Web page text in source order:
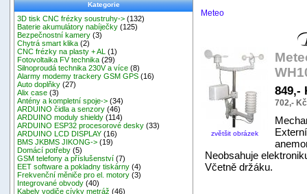
Kategorie
3D tisk CNC frézky soustruhy-> (132)
Baterie akumulátory nabíječky (125)
Bezpečnostní kamery (3)
Chytrá smart klika (2)
CNC frézky na plasty + AL
(1)
Fotovoltaika FV technika (29)
Silnoproudá technika 230V a více (8)
Alarmy modemy trackery GSM GPS (16)
Auto doplňky (27)
Alix case (3)
Antény a kompletní spoje-> (34)
ARDUINO čidla a senzory (46)
ARDUINO moduly shieldy (114)
ARDUINO ESP32 procesorové desky (33)
ARDUINO LCD DISPLAY (16)
BMS JKBMS JIKONG-> (19)
Domácí potřeby (5)
GSM telefony a příslušenství (7)
EET software a pokladny tiskárny (4)
Frekvenční měniče pro el. motory (3)
Integrované obvody (40)
Kabely vodiče cívky metráž (46)
Meteo
zvětšit obrázek
849,-
702,-
Neobsahuje
Včetně držáku.